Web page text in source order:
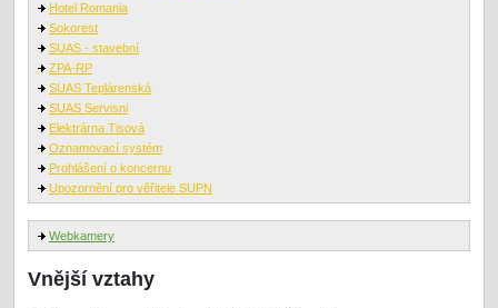
Hotel Romania
Sokorest
SUAS - stavební
ZPA-RP
SUAS Teplárenská
SUAS Servisni
Elektrárna Tisová
Oznamovací systém
Prohlášení o koncernu
Upozornění pro věřitele SUPN
Webkamery
Vnější vztahy